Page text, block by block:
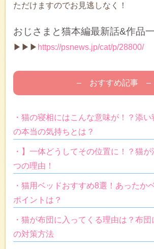
ただけますのでお見逃しなく！
おじさまと猫本編最新話&作品
▶▶▶ https://psnews.jp/cat/p/28800/
– おすすめ記事 –
・猫の寝相にはこんな意味が！？添
の本当の気持ちとは？
・】一体どうしてその位置に！？猫
つの理由！
・猫用ベッドおすすめ8選！あったか
ポイントは？
・猫が布団に入ってくる理由は？布
の対策方法